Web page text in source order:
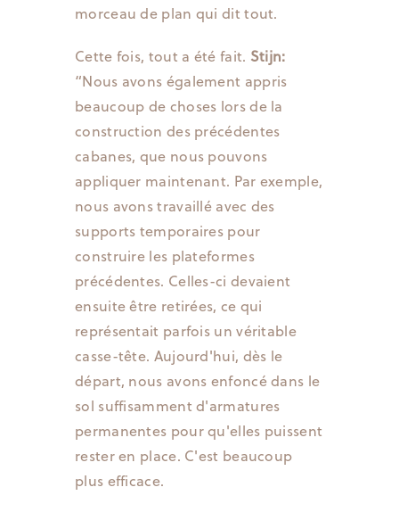
morceau de plan qui dit tout.
Cette fois, tout a été fait. Stijn:
“Nous avons également appris
beaucoup de choses lors de la
construction des précédentes
cabanes, que nous pouvons
appliquer maintenant. Par exemple,
nous avons travaillé avec des
supports temporaires pour
construire les plateformes
précédentes. Celles-ci devaient
ensuite être retirées, ce qui
représentait parfois un véritable
casse-tête. Aujourd'hui, dès le
départ, nous avons enfoncé dans le
sol suffisamment d'armatures
permanentes pour qu'elles puissent
rester en place. C'est beaucoup
plus efficace.